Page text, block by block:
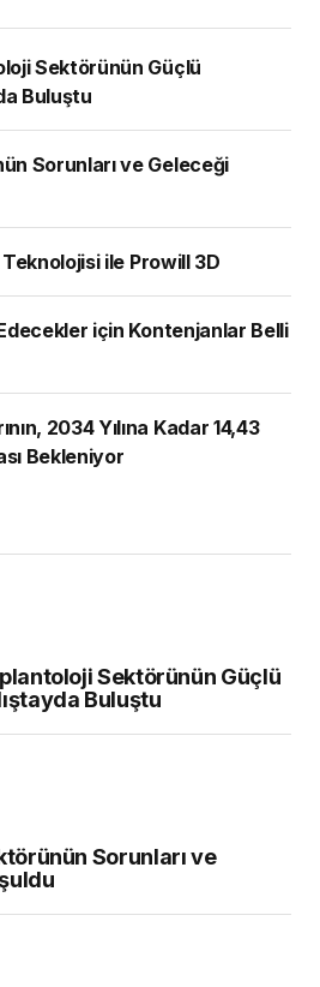
Sektörünün Güçlü
Buluştu
Sorunları ve Geleceği
ile Prowill 3D
Kontenjanlar Belli
2034 Yılına Kadar 14,43
Bekleniyor
Sektörünün Güçlü
Buluştu
Sorunları ve